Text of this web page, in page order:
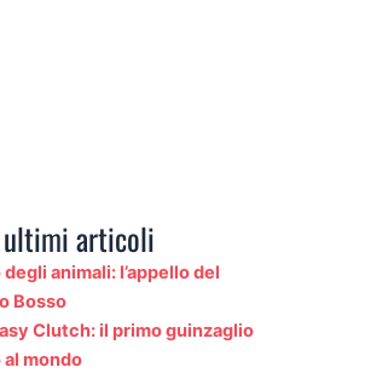
articoli
animali: l’appello del
Bosso
Clutch: il primo guinzaglio
mondo